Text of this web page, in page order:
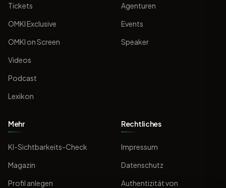
Tickets
OMKI Exclusive
OMKI on Screen
Videos
Podcast
Lexikon
Agenturen
Events
Speaker
Mehr
KI-Sichtbarkeits-Check
Magazin
Profil anlegen
Rechtliches
Impressum
Datenschutz
Authentizität von